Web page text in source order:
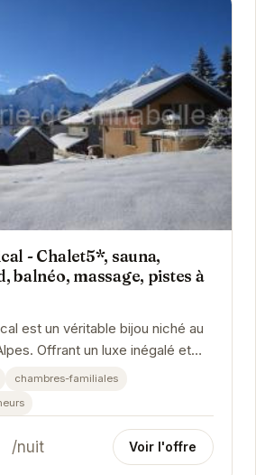
- Chalet5*, sauna,
balnéo, massage, pistes à
est un véritable bijou niché au
Offrant un luxe inégalé et
exceptionnels, ce...
chambres-familiales
/nuit Voir l'offre